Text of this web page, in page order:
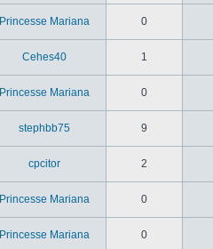
Princesse Mariana 0
Cehes40 1
Princesse Mariana 0
stephbb75 9
cpcitor 2
Princesse Mariana 0
Princesse Mariana 0